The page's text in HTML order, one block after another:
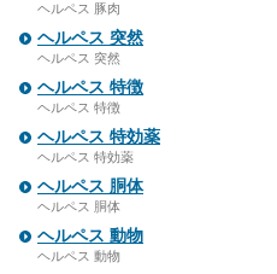
ヘルペス 豚肉
ヘルペス 突然
ヘルペス 突然
ヘルペス 特徴
ヘルペス 特徴
ヘルペス 特効薬
ヘルペス 特効薬
ヘルペス 胴体
ヘルペス 胴体
ヘルペス 動物
ヘルペス 動物